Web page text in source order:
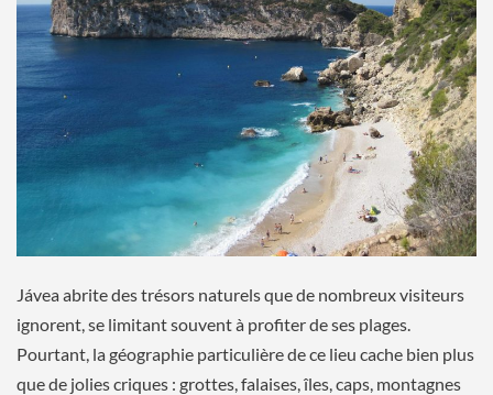
Jávea abrite des trésors naturels que de nombreux visiteurs
ignorent, se limitant souvent à profiter de ses plages.
Pourtant, la géographie particulière de ce lieu cache bien plus
que de jolies criques : grottes, falaises, îles, caps, montagnes